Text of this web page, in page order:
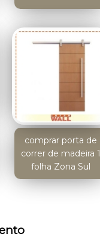
comprar porta de
correr de madeira 1
folha Zona Sul